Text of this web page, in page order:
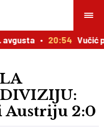
20:54 Vučić
Austriju 2:0